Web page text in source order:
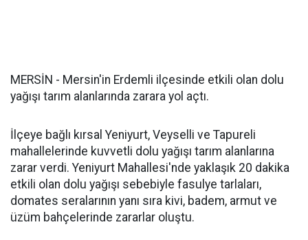
MERSİN - Mersin'in Erdemli ilçesinde etkili olan dolu
yağışı tarım alanlarında zarara yol açtı.
İlçeye bağlı kırsal Yeniyurt, Veyselli ve Tapureli
mahallelerinde kuvvetli dolu yağışı tarım alanlarına
zarar verdi. Yeniyurt Mahallesi'nde yaklaşık 20 dakika
etkili olan dolu yağışı sebebiyle fasulye tarlaları,
domates seralarının yanı sıra kivi, badem, armut ve
üzüm bahçelerinde zararlar oluştu.